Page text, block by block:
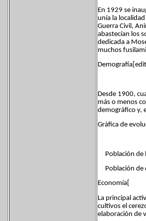
En 1929 se
unía la
Guerra Civil,
abastecían los
dedicada a
muchos
Desde 1900,
más o menos
demográfico y,
Gráfica de
Población de
Población de
Economía[
La principal
cultivos el
elaboración de